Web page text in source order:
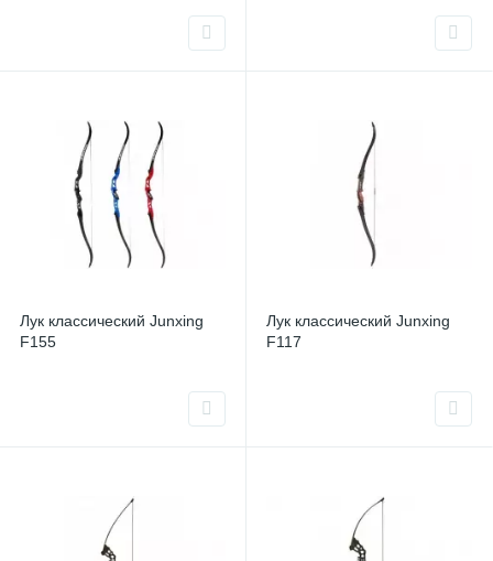
Лук классический Junxing
F155
Лук классический Junxing
F117